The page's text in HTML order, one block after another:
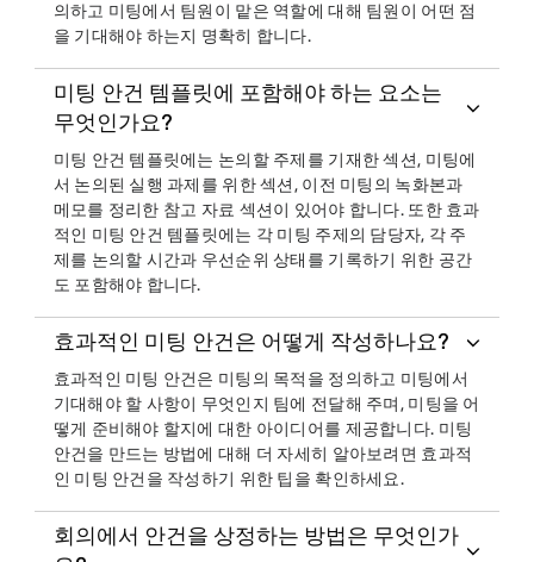
의하고 미팅에서 팀원이 맡은 역할에 대해 팀원이 어떤 점
을 기대해야 하는지 명확히 합니다.
미팅 안건 템플릿에 포함해야 하는 요소는
무엇인가요?
미팅 안건 템플릿에는 논의할 주제를 기재한 섹션, 미팅에
서 논의된 실행 과제를 위한 섹션, 이전 미팅의 녹화본과
메모를 정리한 참고 자료 섹션이 있어야 합니다. 또한 효과
적인 미팅 안건 템플릿에는 각 미팅 주제의 담당자, 각 주
제를 논의할 시간과 우선순위 상태를 기록하기 위한 공간
도 포함해야 합니다.
효과적인 미팅 안건은 어떻게 작성하나요?
효과적인 미팅 안건은 미팅의 목적을 정의하고 미팅에서
기대해야 할 사항이 무엇인지 팀에 전달해 주며, 미팅을 어
떻게 준비해야 할지에 대한 아이디어를 제공합니다. 미팅
안건을 만드는 방법에 대해 더 자세히 알아보려면 효과적
인 미팅 안건을 작성하기 위한 팁을 확인하세요.
회의에서 안건을 상정하는 방법은 무엇인가